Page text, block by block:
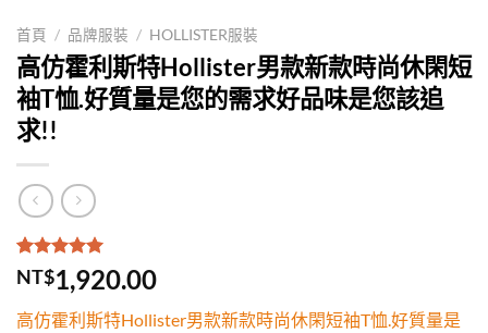
首頁 / 品牌服裝 / HOLLISTER服裝
高仿霍利斯特Hollister男款新款時尚休閑短
袖T恤.好質量是您的需求好品味是您該追
求!!
評分5.00/
5，已有
1
位
分
NT$1,920.00
高仿霍利斯特Hollister男款新款時尚休閑短袖T恤.好質量是